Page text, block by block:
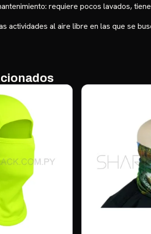
requiere pocos lavados,
actividades al aire libre en las que se